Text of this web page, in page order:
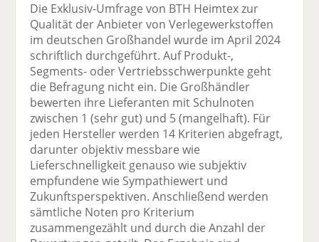
Die Exklusiv-Umfrage von BTH Heimtex zur
Qualität der Anbieter von Verlegewerkstoffen
im deutschen Großhandel wurde im April 2024
schriftlich durchgeführt. Auf Produkt-,
Segments- oder Vertriebsschwerpunkte geht
die Befragung nicht ein. Die Großhändler
bewerten ihre Lieferanten mit Schulnoten
zwischen 1 (sehr gut) und 5 (mangelhaft). Für
jeden Hersteller werden 14 Kriterien abgefragt,
darunter objektiv messbare wie
Lieferschnelligkeit genauso wie subjektiv
empfundene wie Sympathiewert und
Zukunftsperspektiven. Anschließend werden
sämtliche Noten pro Kriterium
zusammengezählt und durch die Anzahl der